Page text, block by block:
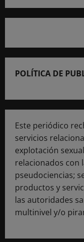
POLÍTICA DE
Este periódico
servicios
explotación
relacionados con
pseudociencias;
productos y
las autoridades
multinivel y/o